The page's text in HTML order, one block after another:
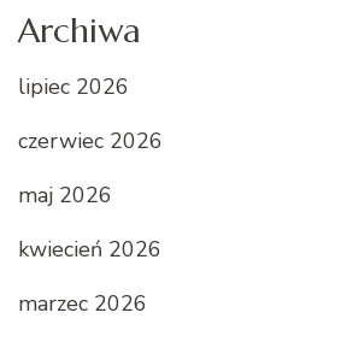
Archiwa
lipiec 2026
czerwiec 2026
maj 2026
kwiecień 2026
marzec 2026